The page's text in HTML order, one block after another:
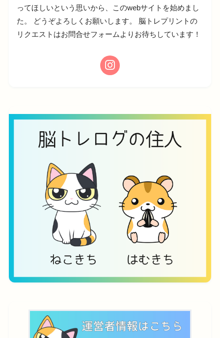
ってほしいという思いから、このwebサイトを始めまし
た。 どうぞよろしくお願いします。 脳トレプリントの
リクエストはお問合せフォームよりお待ちしています！